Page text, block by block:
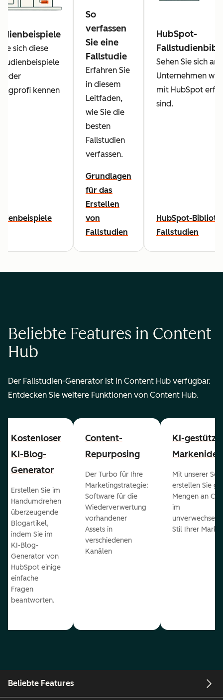
sich diese
jeder
kennen
So
verfassen
Sie eine
Fallstudie
Erfahren Sie
in diesem
Leitfaden,
wie Sie die
besten
Fallstudien
verfassen.
Grundlagen
für das
Erstellen
von
Fallstudien
HubSpot-
Sehen Sie sich an,
Unternehmen wie
mit HubSpot
sind.
HubSpot-
Fallstudien
Beliebte Features in Content
Hub
Der Fallstudien-Generator ist in Content Hub verfügbar.
Entdecken Sie weitere Funktionen von Content Hub.
Kostenloser
KI-Blog-
Generator
Erstellen Sie im
Handumdrehen
überzeugende
Blogartikel,
indem Sie im
KI-Blog-
Generator von
HubSpot einige
einfache
Fragen
beantworten.
Content-
Repurposing
Der Turbo für Ihre
Marketingstrategie:
Software für die
Wiederverwertung
vorhandener
Assets in
verschiedenen
Kanälen
KI-
Mit unserer
erstellen Sie
Mengen an
im
Stil Ihrer Marke.
Beliebte Features